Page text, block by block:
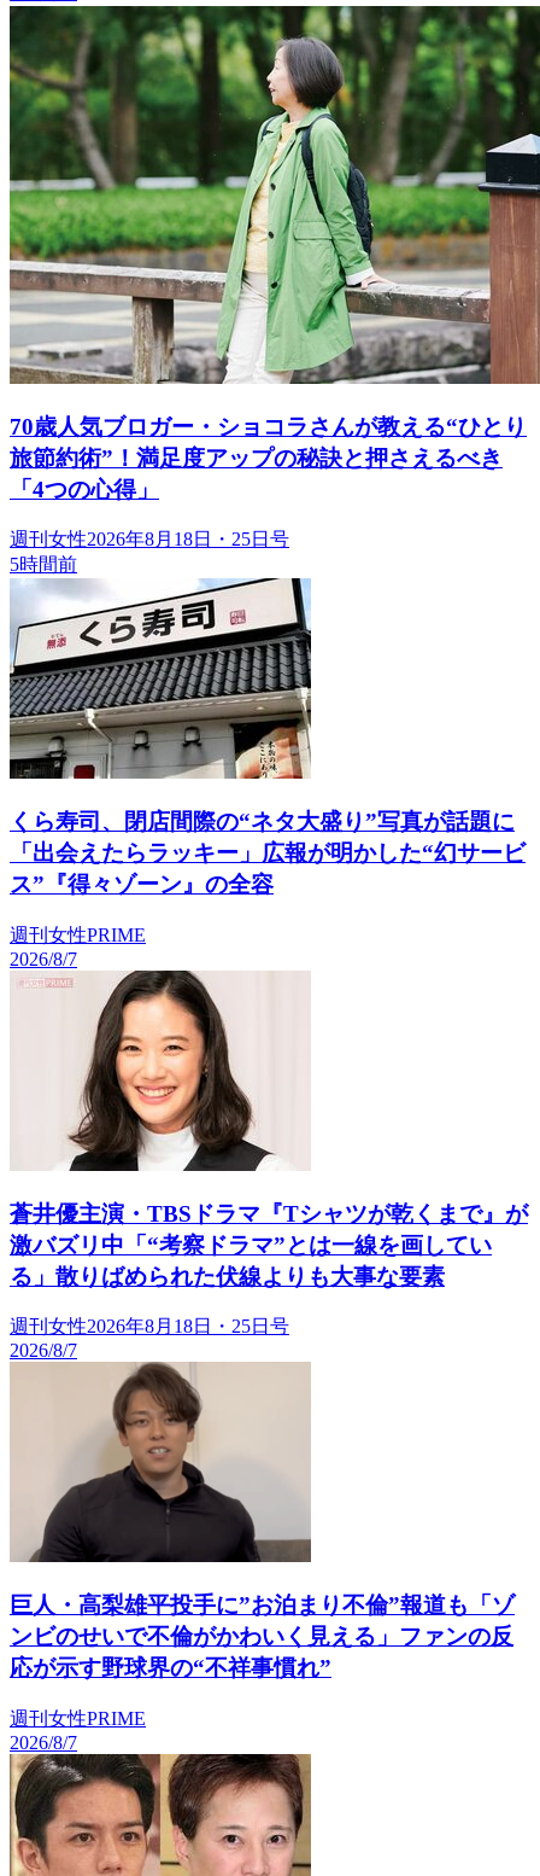
70歳人気ブロガー・ショコラさんが教える“ひとり
旅節約術”！満足度アップの秘訣と押さえるべき
「4つの心得」
週刊女性2026年8月18日・25日号
5時間前
くら寿司、閉店間際の“ネタ大盛り”写真が話題に
「出会えたらラッキー」広報が明かした“幻サービ
ス”『得々ゾーン』の全容
週刊女性PRIME
2026/8/7
蒼井優主演・TBSドラマ『Tシャツが乾くまで』が
激バズリ中「“考察ドラマ”とは一線を画してい
る」散りばめられた伏線よりも大事な要素
週刊女性2026年8月18日・25日号
2026/8/7
巨人・高梨雄平投手に”お泊まり不倫”報道も「ゾ
ンビのせいで不倫がかわいく見える」ファンの反
応が示す野球界の“不祥事慣れ”
週刊女性PRIME
2026/8/7